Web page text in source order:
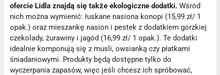
ofercie Lidla znajdą się także ekologiczne dodatki. Wśród
nich można wymienić: łuskane nasiona konopi (15,99 zł/ 1
opak.) oraz mieszankę nasion i pestek z dodatkiem gorzkiej
czekolady, żurawiny i jagód (16,99 zł/ 1 opak.). Te dodatki
idealnie komponują się z musli, owsianką czy płatkami
śniadaniowymi. Produkty będą dostępne tylko do
wyczerpania zapasów, więc jeśli chcesz ich spróbować,